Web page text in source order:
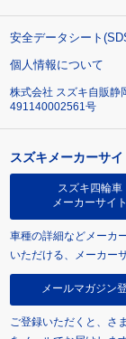
安全データシート
個人情報について
株式会社 スズキ自販静
491140002561号
スズキメーカーサイ
スズキ四輪車
メーカーサイト
車種の詳細などメーカ
いただける、メーカー
メールマガジン
ご登録いただくと、さ